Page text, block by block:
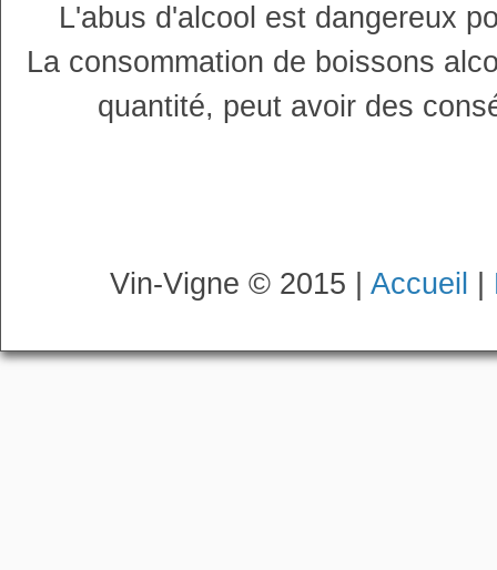
L'abus d'alcool est dangereux
La consommation de boissons
quantité, peut avoir des
Vin-Vigne © 2015 | Accueil